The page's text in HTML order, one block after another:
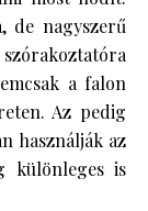
de nagyszerű
a falon
Az pedig
használják az
különleges is